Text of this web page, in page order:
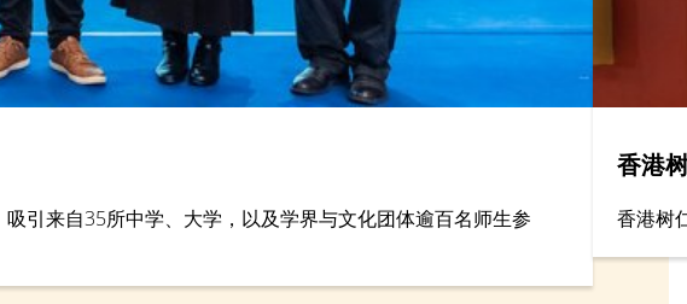
引来自35所中学、大学，以及学界与文化团体逾百名师生参
香港
香港树